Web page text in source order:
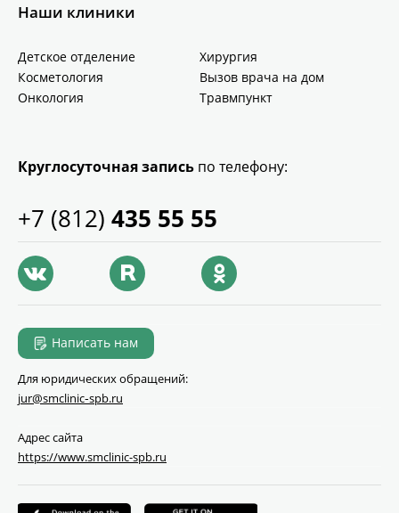
Наши клиники
Детское отделение
Хирургия
Косметология
Вызов врача на дом
Онкология
Травмпункт
Круглосуточная запись по телефону:
+7 (812) 435 55 55
Написать нам
Для юридических обращений:
jur@smclinic‑spb.ru
Адрес сайта
https://www.smclinic-spb.ru